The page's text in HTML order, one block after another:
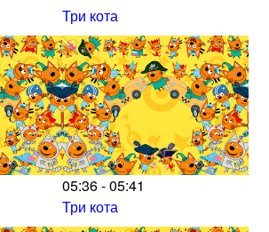
Три кота
05:36 - 05:41
Три кота